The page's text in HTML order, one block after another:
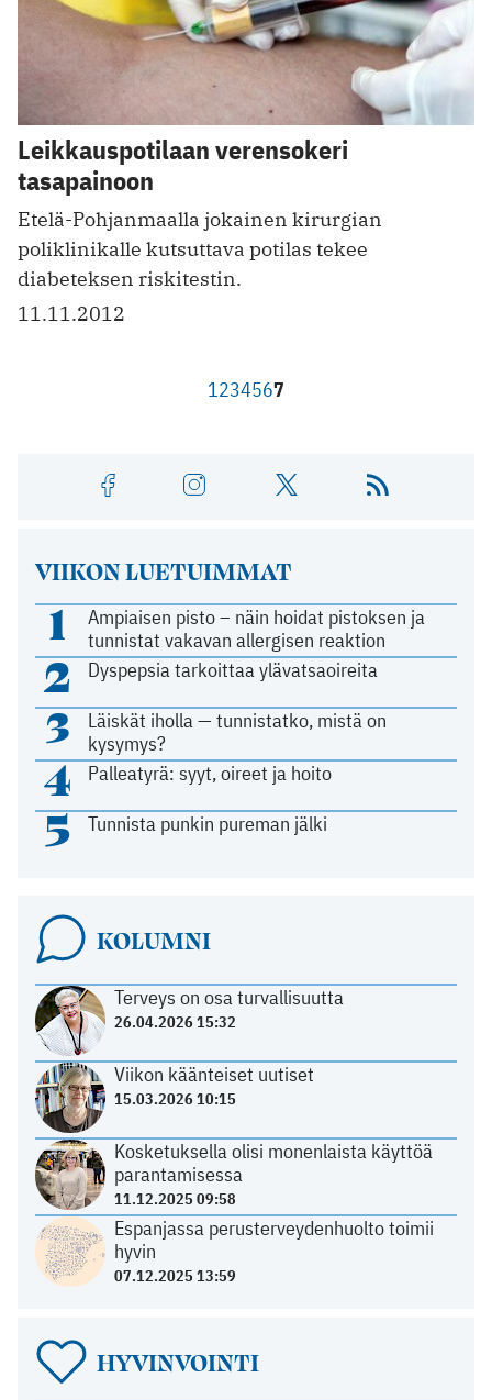
Leikkauspotilaan verensokeri
tasapainoon
Etelä-Pohjanmaalla jokainen kirurgian
poliklinikalle kutsuttava potilas tekee
diabeteksen riskitestin.
11.11.2012
1234567
VIIKON LUETUIMMAT
1
Ampiaisen pisto – näin hoidat pistoksen ja
tunnistat vakavan allergisen reaktion
2 Dyspepsia tarkoittaa ylävatsaoireita
3
Läiskät iholla — tunnistatko, mistä on
kysymys?
4 Palleatyrä: syyt, oireet ja hoito
5 Tunnista punkin pureman jälki
KOLUMNI
Terveys on osa turvallisuutta
26.04.2026 15:32
Viikon käänteiset uutiset
15.03.2026 10:15
Kosketuksella olisi monenlaista käyttöä
parantamisessa
11.12.2025 09:58
Espanjassa perusterveydenhuolto toimii
hyvin
07.12.2025 13:59
HYVINVOINTI